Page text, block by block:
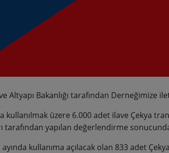
Altyapı Bakanlığı tarafından Derneğimize
kullanılmak üzere 6.000 adet ilave Çekya
tarafından yapılan değerlendirme
ayında kullanıma açılacak olan 833 adet